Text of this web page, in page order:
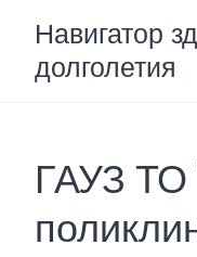
content
Навигатор
долголетия
ГАУЗ ТО